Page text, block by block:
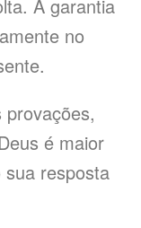
A garantia
no
é maior
resposta